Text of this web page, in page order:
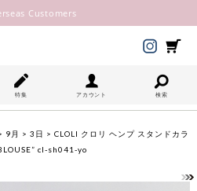
Customers
特集 アカウント 検索
9月 > 3日 > CLOLI クロリ ヘンプ スタンドカラ
cl-sh041-yo